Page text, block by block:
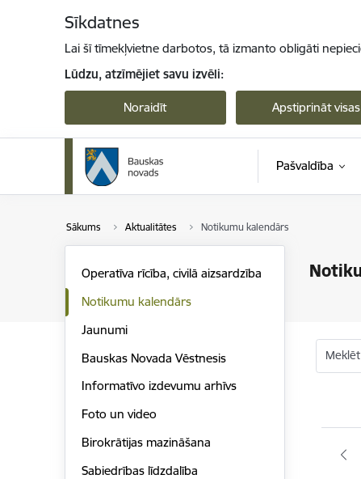
Sīkdatnes
Lai šī tīmekļvietne darbotos, tā izmanto obligāti
Lūdzu, atzīmējiet savu izvēli:
Noraidīt Apstiprināt visas
Pašvaldība
Sākums Aktualitātes Notikumu kalendārs
Operatīva rīcība, civilā aizsardzība
Notikumu kalendārs
Jaunumi
Bauskas Novada Vēstnesis
Informatīvo izdevumu arhīvs
Foto un video
Birokrātijas mazināšana
Sabiedrības līdzdalība